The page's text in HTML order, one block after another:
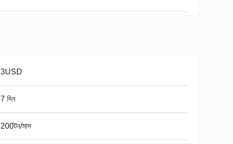
3USD
7 দিন
200টন/মাস